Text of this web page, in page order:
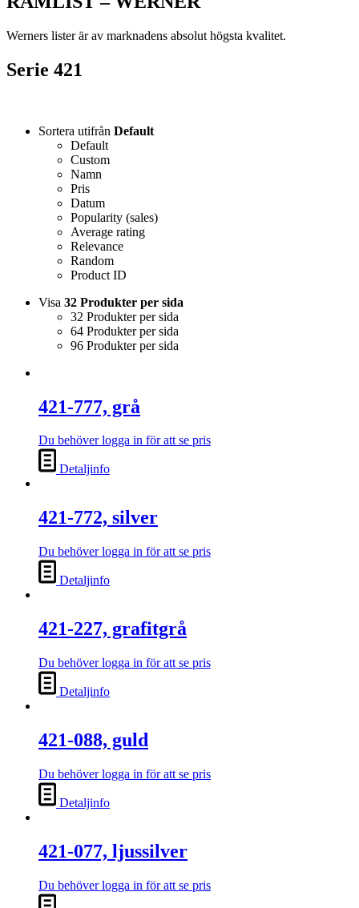
Werners lister är av marknadens absolut högsta kvalitet.
Serie 421
Sortera utifrån Default
Default
Custom
Namn
Pris
Datum
Popularity (sales)
Average rating
Relevance
Random
Product ID
Visa 32 Produkter per sida
32 Produkter per sida
64 Produkter per sida
96 Produkter per sida
421-777, grå
Du behöver logga in för att se pris
Detaljinfo
421-772, silver
Du behöver logga in för att se pris
Detaljinfo
421-227, grafitgrå
Du behöver logga in för att se pris
Detaljinfo
421-088, guld
Du behöver logga in för att se pris
Detaljinfo
421-077, ljussilver
Du behöver logga in för att se pris